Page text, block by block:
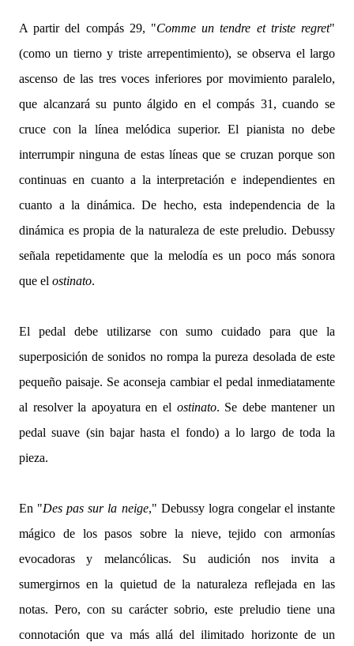
A partir del compás 29, "Comme un tendre et triste regret"
(como un tierno y triste arrepentimiento), se observa el largo
ascenso de las tres voces inferiores por movimiento paralelo,
que alcanzará su punto álgido en el compás 31, cuando se
cruce con la línea melódica superior. El pianista no debe
interrumpir ninguna de estas líneas que se cruzan porque son
continuas en cuanto a la interpretación e independientes en
cuanto a la dinámica. De hecho, esta independencia de la
dinámica es propia de la naturaleza de este preludio. Debussy
señala repetidamente que la melodía es un poco más sonora
que el ostinato.
El pedal debe utilizarse con sumo cuidado para que la
superposición de sonidos no rompa la pureza desolada de este
pequeño paisaje. Se aconseja cambiar el pedal inmediatamente
al resolver la apoyatura en el ostinato. Se debe mantener un
pedal suave (sin bajar hasta el fondo) a lo largo de toda la
pieza.
En "Des pas sur la neige," Debussy logra congelar el instante
mágico de los pasos sobre la nieve, tejido con armonías
evocadoras y melancólicas. Su audición nos invita a
sumergirnos en la quietud de la naturaleza reflejada en las
notas. Pero, con su carácter sobrio, este preludio tiene una
connotación que va más allá del ilimitado horizonte de un